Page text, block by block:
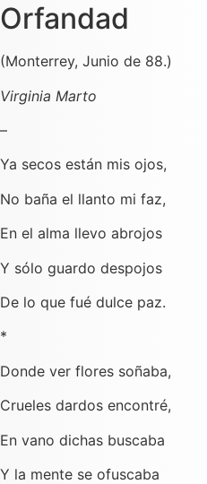
Orfandad
(Monterrey, Junio de 88.)
Virginia Marto
–
Ya secos están mis ojos,
No baña el llanto mi faz,
En el alma llevo abrojos
Y sólo guardo despojos
De lo que fué dulce paz.
*
Donde ver flores soñaba,
Crueles dardos encontré,
En vano dichas buscaba
Y la mente se ofuscaba